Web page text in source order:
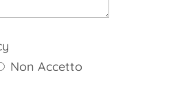
Non Accetto